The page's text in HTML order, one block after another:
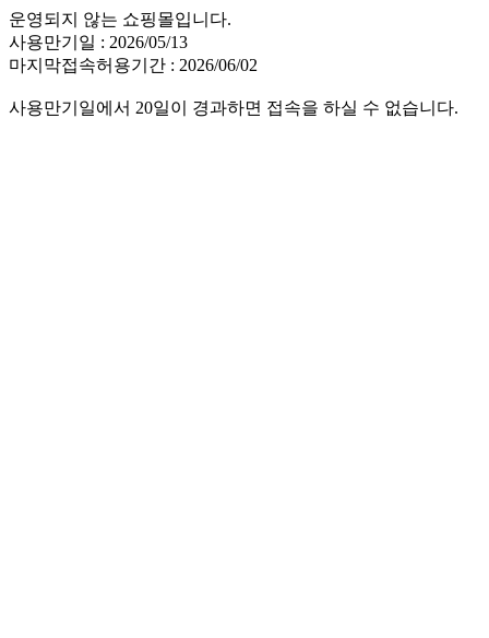
운영되지 않는 쇼핑몰입니다.
사용만기일 : 2026/05/13
마지막접속허용기간 : 2026/06/02
사용만기일에서 20일이 경과하면 접속을 하실 수 없습니다.